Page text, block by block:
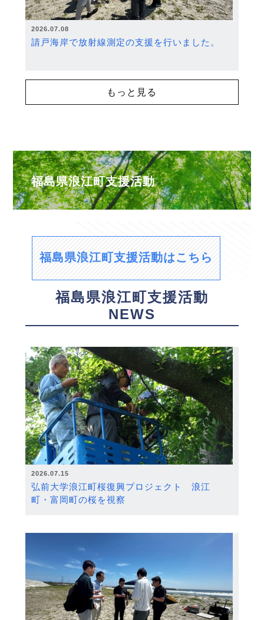
2026.07.08
請戸海岸で放射線測定の支援を行いました。
もっと見る
福島県浪江町支援活動
福島県浪江町支援活動はこちら
福島県浪江町支援活動
NEWS
2026.07.15
弘前大学浪江町桜復興プロジェクト 浪江
町・富岡町の桜を視察